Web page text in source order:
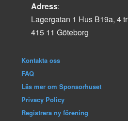
Adress:
Lagergatan 1 Hus B19a, 4 tr
415 11 Göteborg
Kontakta oss
FAQ
Läs mer om Sponsorhuset
Privacy Policy
Registrera ny förening